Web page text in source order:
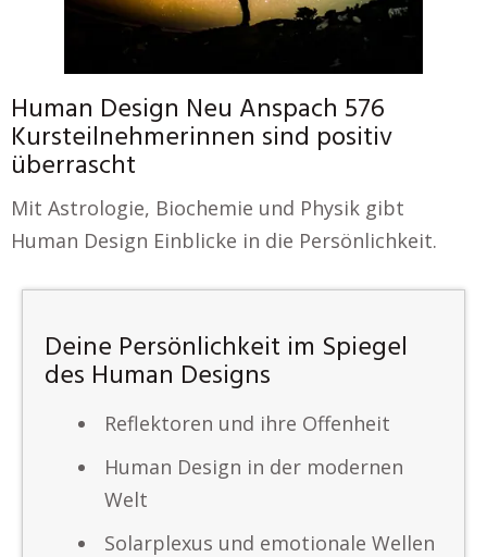
Human Design Neu Anspach 576
Kursteilnehmerinnen sind positiv
überrascht
Mit Astrologie, Biochemie und Physik gibt
Human Design Einblicke in die Persönlichkeit.
Deine Persönlichkeit im Spiegel
des Human Designs
Reflektoren und ihre Offenheit
Human Design in der modernen
Welt
Solarplexus und emotionale Wellen